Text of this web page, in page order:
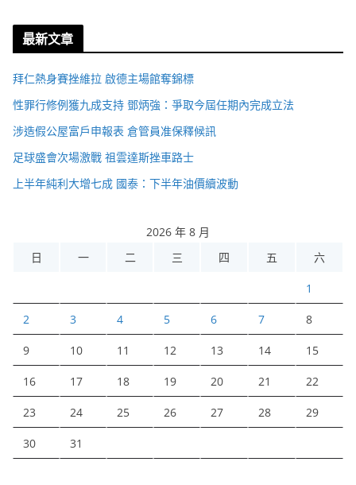
最新文章
拜仁熱身賽挫維拉 啟德主場館奪錦標
性罪行修例獲九成支持 鄧炳強：爭取今屆任期內完成立法
涉造假公屋富戶申報表 倉管員准保釋候訊
足球盛會次場激戰 祖雲達斯挫車路士
上半年純利大增七成 國泰：下半年油價續波動
2026 年 8 月
日
一 二 三 四 五 六
1
2 3 4 5 6 7 8
9 10 11 12 13 14 15
16 17 18 19 20 21 22
23 24 25 26 27 28 29
30 31